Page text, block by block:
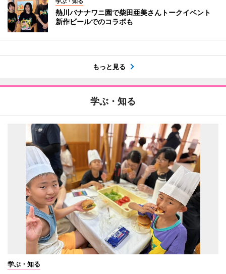
熱川バナナワニ園で柴田亜美さんトークイベント
新作ビールでのコラボも
もっと見る
学ぶ・知る
学ぶ・知る